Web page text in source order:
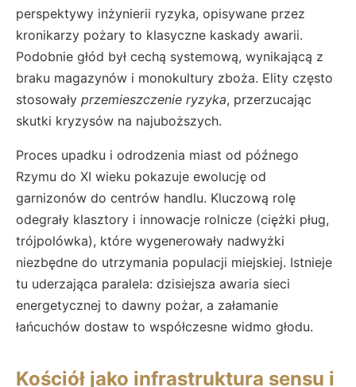
perspektywy inżynierii ryzyka, opisywane przez
kronikarzy pożary to klasyczne kaskady awarii.
Podobnie głód był cechą systemową, wynikającą z
braku magazynów i monokultury zboża. Elity często
stosowały przemieszczenie ryzyka, przerzucając
skutki kryzysów na najuboższych.
Proces upadku i odrodzenia miast od późnego
Rzymu do XI wieku pokazuje ewolucję od
garnizonów do centrów handlu. Kluczową rolę
odegrały klasztory i innowacje rolnicze (ciężki pług,
trójpolówka), które wygenerowały nadwyżki
niezbędne do utrzymania populacji miejskiej. Istnieje
tu uderzająca paralela: dzisiejsza awaria sieci
energetycznej to dawny pożar, a załamanie
łańcuchów dostaw to współczesne widmo głodu.
Kościół jako infrastruktura sensu i